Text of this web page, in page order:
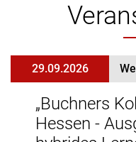
29.09.2026
„Buchners
Hessen -